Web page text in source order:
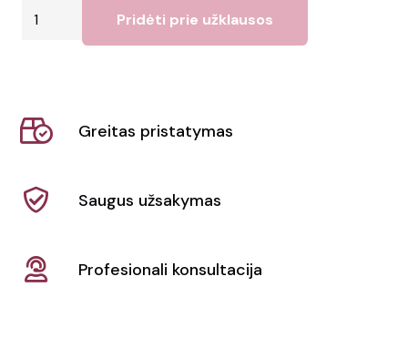
produkto
Speeder
AOP
Pridėti prie užklausos
Greitas pristatymas
Saugus užsakymas
Profesionali konsultacija